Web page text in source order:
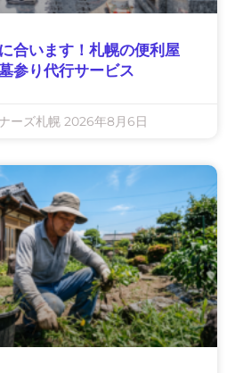
合います！札幌の便利屋
参り代行サービス
ーズ札幌 2026年8月6日